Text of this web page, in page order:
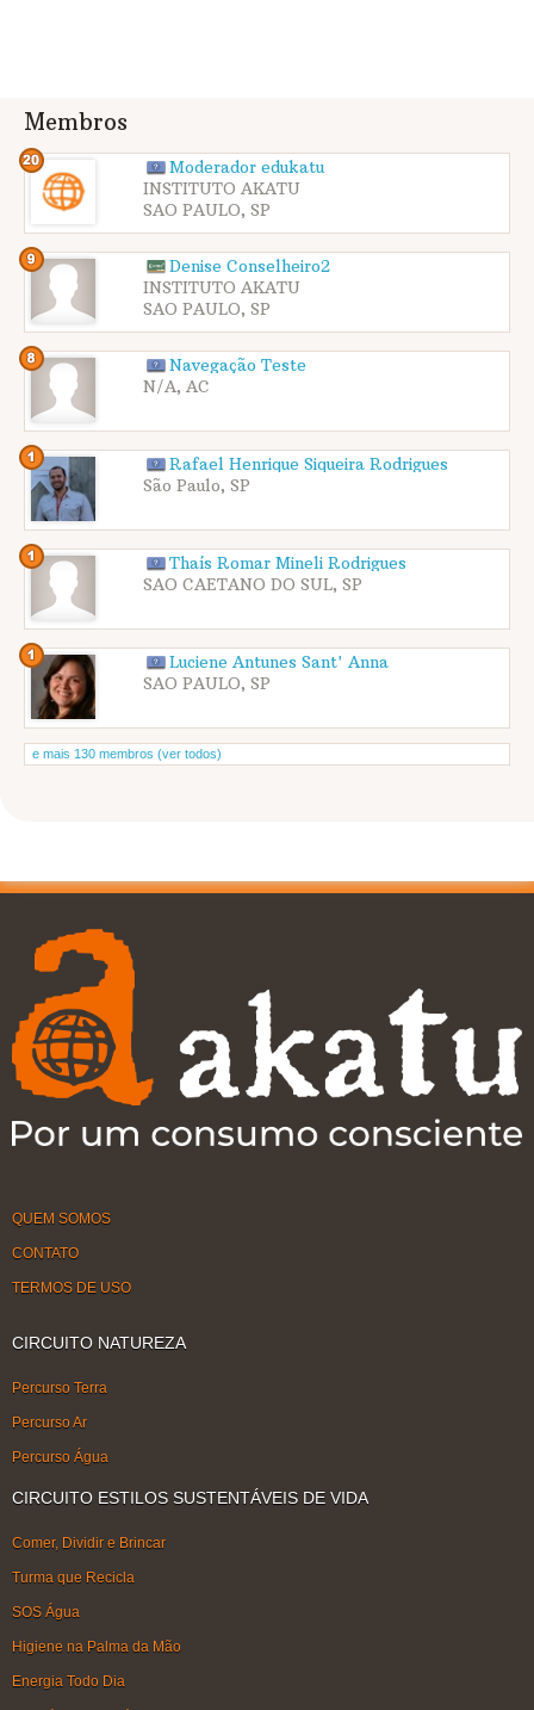
Membros
Moderador edukatu
INSTITUTO AKATU
SAO PAULO, SP
Denise Conselheiro2
INSTITUTO AKATU
SAO PAULO, SP
Navegação Teste
N/A, AC
Rafael Henrique Siqueira Rodrigues
São Paulo, SP
Thaís Romar Mineli Rodrigues
SAO CAETANO DO SUL, SP
Luciene Antunes Sant' Anna
SAO PAULO, SP
e mais 130 membros (ver todos)
QUEM SOMOS
CONTATO
TERMOS DE USO
CIRCUITO NATUREZA
Percurso Terra
Percurso Ar
Percurso Água
CIRCUITO ESTILOS SUSTENTÁVEIS DE VIDA
Comer, Dividir e Brincar
Turma que Recicla
SOS Água
Higiene na Palma da Mão
Energia Todo Dia